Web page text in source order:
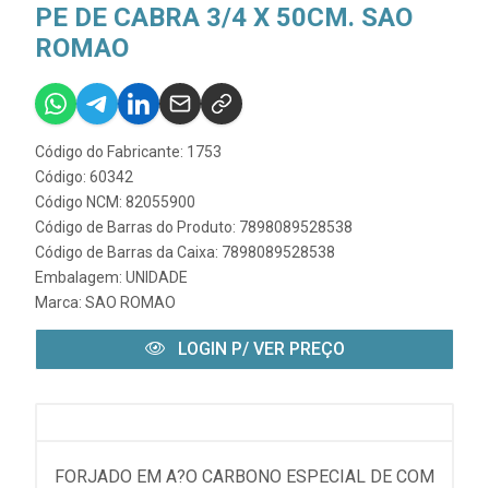
PE DE CABRA 3/4 X 50CM. SAO
ROMAO
Código do Fabricante: 1753
Código: 60342
Código NCM: 82055900
Código de Barras do Produto: 7898089528538
Código de Barras da Caixa: 7898089528538
Embalagem: UNIDADE
Marca: SAO ROMAO
LOGIN P/ VER PREÇO
FORJADO EM A?O CARBONO ESPECIAL DE COM